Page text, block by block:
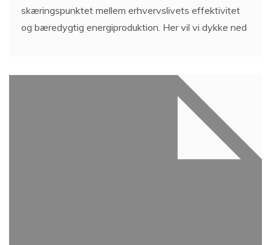
skæringspunktet mellem erhvervslivets effektivitet
og bæredygtig energiproduktion. Her vil vi dykke ned